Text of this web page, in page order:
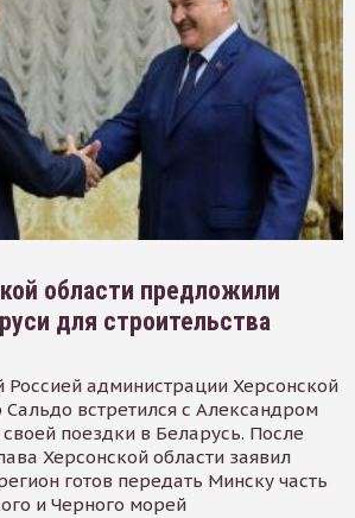
области предложили
для строительства
Россией администрации Херсонской
встретился с Александром
поездки в Беларусь. После
Херсонской области заявил
готов передать Минску часть
и Черного морей